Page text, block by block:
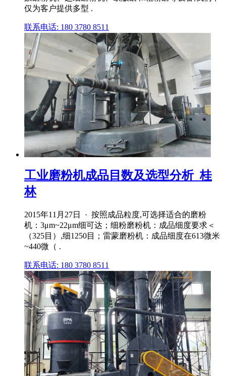
仅为客户提供多型 .
联系电话: 180 3780 8511
工业磨粉机成品目数及选型分析_桂
林
2015年11月27日 · 按照成品粒度,可选择适合的磨粉
机：3μm~22μm细可达；细粉磨粉机：成品细度要求＜
（325目）,细1250目；雷蒙磨粉机：成品细度在613微米
~440微（ .
联系电话: 180 3780 8511